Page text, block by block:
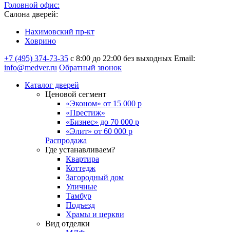
Головной офис:
Салона дверей:
Нахимовский пр-кт
Ховрино
+7 (495) 374-73-35 с 8:00 до 22:00 без выходных Email:
info@medver.ru Обратный звонок
Каталог дверей
Ценовой сегмент
«Эконом» от 15 000 р
«Престиж»
«Бизнес» до 70 000 р
«Элит» от 60 000 р
Распродажа
Где устанавливаем?
Квартира
Коттедж
Загородный дом
Уличные
Тамбур
Подъезд
Храмы и церкви
Вид отделки